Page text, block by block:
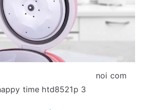
com
time htd8521p 3